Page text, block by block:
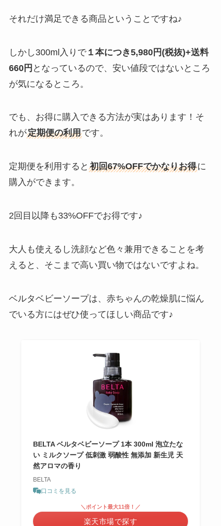
それだけ満足できる商品ということですね♪
しかし300ml入りで１本につき5,980円(税抜)+送料
660円 となっているので、安い値段ではないところ
が気になるところ。
でも、お得に購入できる方法が実はあります！そ
れが定期便の利用です。
定期便を利用すると 初回67%OFFでかなりお得に
購入ができます。
2回目以降も33%OFFでお得です♪
大人も使えるし洗顔など色々兼用できることを考
えると、そこまで高い買い物ではないですよね。
ベルタベビーソープは、赤ちゃんの乾燥肌に悩ん
でいる方にはぜひ使ってほしい商品です♪
BELTA ベルタベビーソープ 1本 300ml 泡立たな
い ミルクソープ 低刺激 弱酸性 無添加 新生児 天
然アロマの香り
BELTA
口コミを見る
＼ポイント最大11倍！／
楽天市場で探す